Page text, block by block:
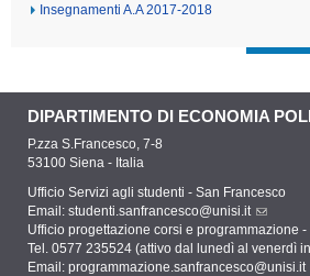
Insegnamenti A.A 2017-2018
DIPARTIMENTO DI ECONOMIA
P.zza S.Francesco, 7-8
53100 Siena - Italia
Ufficio Servizi agli studenti - San Francesco
Email: studenti.sanfrancesco@unisi.it
Ufficio progettazione corsi e programmazione
Tel. 0577 235524 (attivo dal lunedì al venerdì
Email: programmazione.sanfrancesco@unisi.it